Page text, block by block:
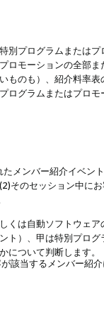
別プログラムまたはプ
ロモーションの全部ま
ものも）、紹介料率
ログラムまたはプロモ
たメンバー紹介イベン
そのセッション中に
くは自動ソフトウェア
ト）、甲は特別プログ
ついて判断します。
該当するメンバー紹